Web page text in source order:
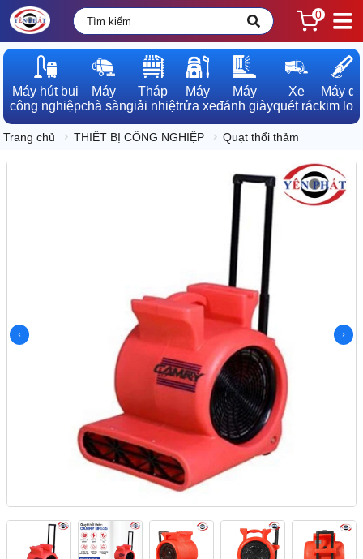
0
Máy hút bụi
công nghiệp
Máy
chà sàn
Tháp
giải nhiệt
Máy
rửa xe
Máy
đánh giày
Xe
quét rác
Máy dò
kim loại
Trang chủ THIẾT BỊ CÔNG NGHIỆP Quạt thổi thảm